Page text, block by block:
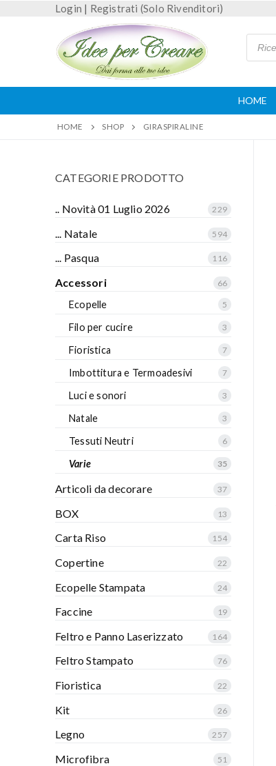
Login | Registrati (Solo Rivenditori)
HOME
HOME SHOP GIRASPIRALINE
CATEGORIE PRODOTTO
.. Novità 01 Luglio 2026 229
... Natale 594
... Pasqua 116
Accessori 66
Ecopelle 5
Filo per cucire 3
Fioristica 7
Imbottitura e Termoadesivi 7
Luci e sonori 3
Natale 3
Tessuti Neutri 6
Varie 35
Articoli da decorare 37
BOX 13
Carta Riso 154
Copertine 22
Ecopelle Stampata 24
Faccine 19
Feltro e Panno Laserizzato 164
Feltro Stampato 76
Fioristica 22
Kit 26
Legno 257
Microfibra 51